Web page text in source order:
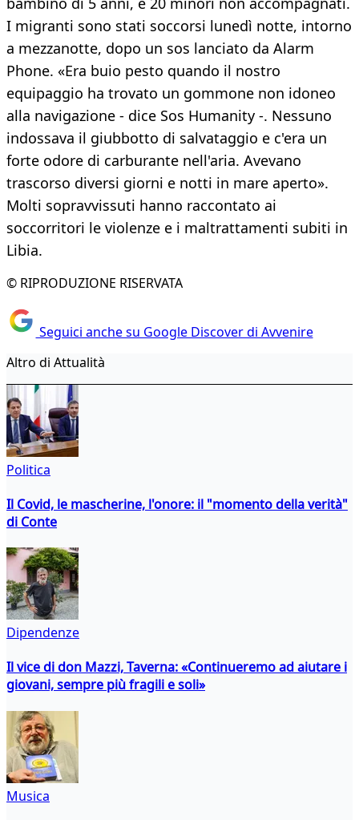
I migranti sono stati soccorsi lunedì notte, intorno
a mezzanotte, dopo un sos lanciato da Alarm
Phone. «Era buio pesto quando il nostro
equipaggio ha trovato un gommone non idoneo
alla navigazione - dice Sos Humanity -. Nessuno
indossava il giubbotto di salvataggio e c'era un
forte odore di carburante nell'aria. Avevano
trascorso diversi giorni e notti in mare aperto».
Molti sopravvissuti hanno raccontato ai
soccorritori le violenze e i maltrattamenti subiti in
Libia.
© RIPRODUZIONE RISERVATA
Seguici anche su Google Discover di Avvenire
Altro di Attualità
Politica
Il Covid, le mascherine, l'onore: il "momento della verità"
di Conte
Dipendenze
Il vice di don Mazzi, Taverna: «Continueremo ad aiutare i
giovani, sempre più fragili e soli»
Musica